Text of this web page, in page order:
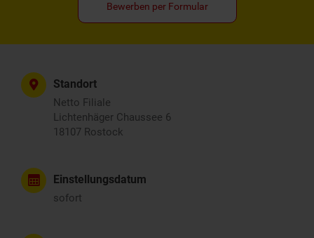
Bewerben per Formular
Standort
Netto Filiale
Lichtenhäger Chaussee 6
18107 Rostock
Einstellungsdatum
sofort